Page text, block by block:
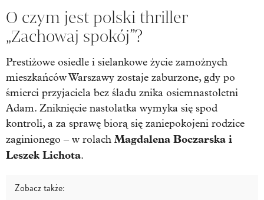
O czym jest polski thriller
„Zachowaj spokój”?
Prestiżowe osiedle i sielankowe życie zamożnych
mieszkańców Warszawy zostaje zaburzone, gdy po
śmierci przyjaciela bez śladu znika osiemnastoletni
Adam. Zniknięcie nastolatka wymyka się spod
kontroli, a za sprawę biorą się zaniepokojeni rodzice
zaginionego – w rolach Magdalena Boczarska i
Leszek Lichota.
Zobacz także: